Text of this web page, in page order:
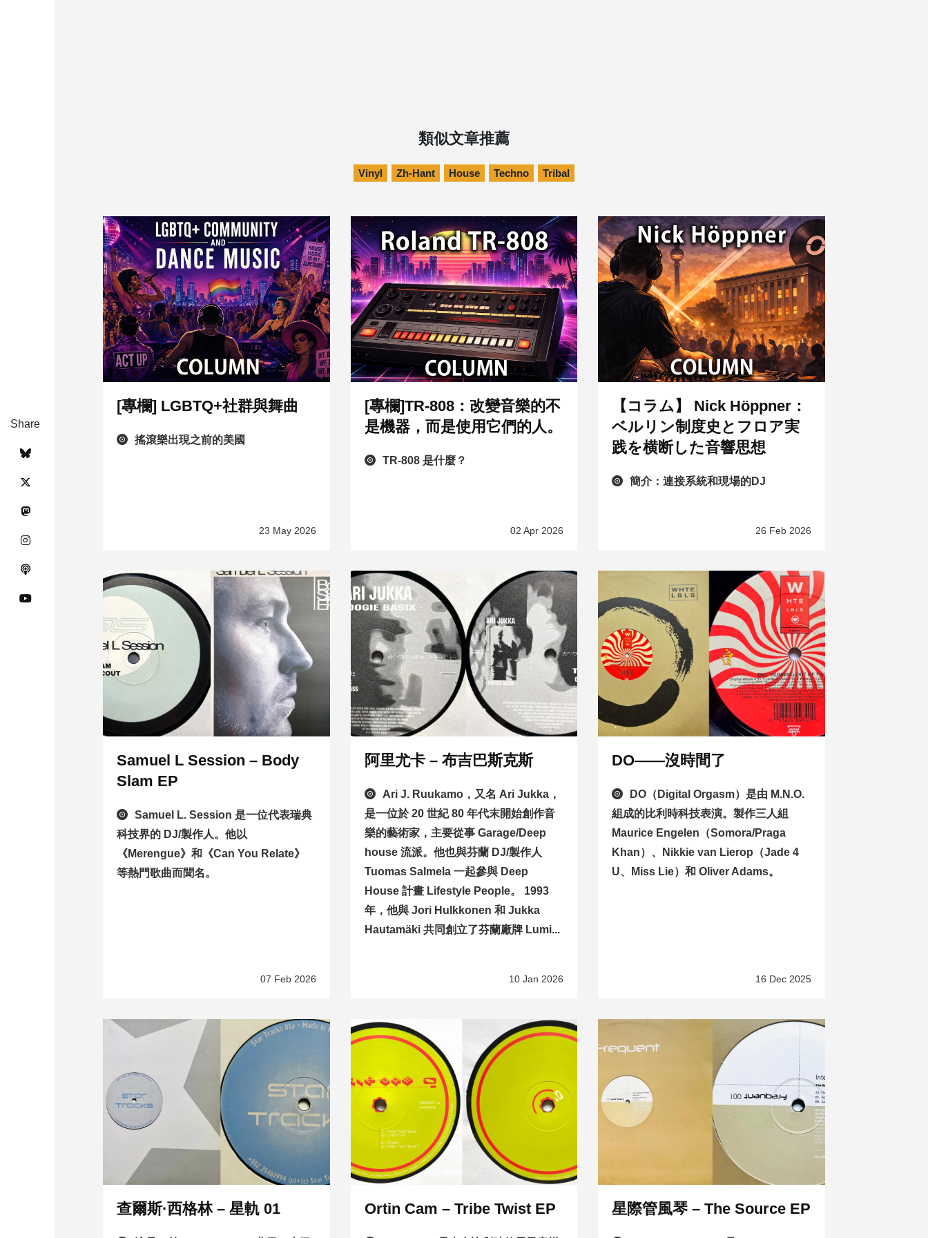
Share
類似文章推薦
Vinyl Zh-Hant House Techno Tribal
[專欄] LGBTQ+社群與舞曲
搖滾樂出現之前的美國
23 May 2026
[專欄]TR-808：改變音樂的不
是機器，而是使用它們的人。
TR-808 是什麼？
02 Apr 2026
【コラム】 Nick Höppner：
ベルリン制度史とフロア実
践を横断した音響思想
簡介：連接系統和現場的DJ
26 Feb 2026
Samuel L Session – Body
Slam EP
Samuel L. Session 是一位代表瑞典
科技界的 DJ/製作人。他以
《Merengue》和《Can You Relate》
等熱門歌曲而聞名。
07 Feb 2026
阿里尤卡 – 布吉巴斯克斯
Ari J. Ruukamo，又名 Ari Jukka，
是一位於 20 世紀 80 年代末開始創作音
樂的藝術家，主要從事 Garage/Deep
house 流派。他也與芬蘭 DJ/製作人
Tuomas Salmela 一起參與 Deep
House 計畫 Lifestyle People。 1993
年，他與 Jori Hulkkonen 和 Jukka
Hautamäki 共同創立了芬蘭廠牌 Lumi...
10 Jan 2026
DO——沒時間了
DO（Digital Orgasm）是由 M.N.O.
組成的比利時科技表演。製作三人組
Maurice Engelen（Somora/Praga
Khan）、Nikkie van Lierop（Jade 4
U、Miss Lie）和 Oliver Adams。
16 Dec 2025
查爾斯·西格林 – 星軌 01 Ortin Cam – Tribe Twist EP 星際管風琴 – The Source EP